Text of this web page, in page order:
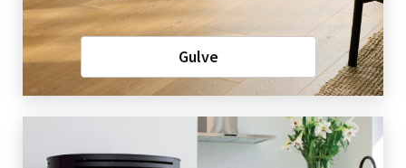
Gulve